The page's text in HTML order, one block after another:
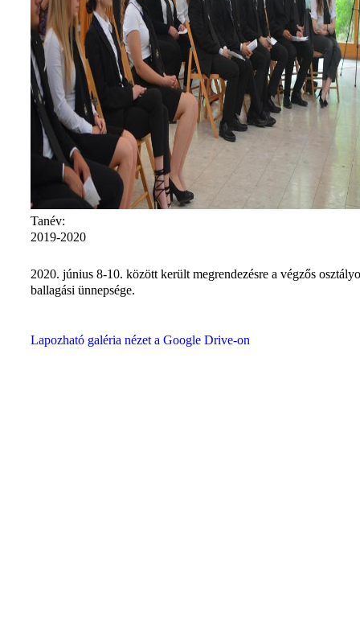
Tanév:
2019-2020
2020. június 8-10. között került megrendezésre a végzős
ballagási ünnepsége.
Lapozható galéria nézet a Google Drive-on